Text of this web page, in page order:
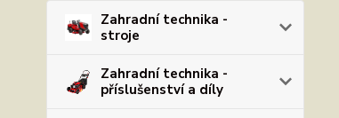
Zahradní technika -
stroje
Zahradní technika -
příslušenství a díly